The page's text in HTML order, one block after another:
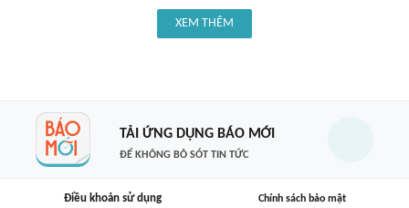
XEM THÊM
TẢI ỨNG DỤNG BÁO MỚI
ĐỂ KHÔNG BỎ SÓT TIN TỨC
Điều khoản sử dụng Chính sách bảo mật